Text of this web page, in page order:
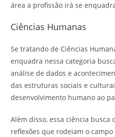
área a profissão irá se
Ciências Humanas
Se tratando de Ciências
enquadra nessa categoria
análise de dados e
das estruturas sociais e
desenvolvimento humano ao
Além disso, essa ciência busca
reflexões que rodeiam o